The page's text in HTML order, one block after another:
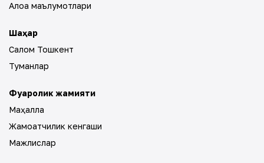
Алоқа маълумотлари
Шаҳар
Салом Тошкент
Туманлар
Фуқаролик жамияти
Маҳалла
Жамоатчилик кенгаши
Мажлислар